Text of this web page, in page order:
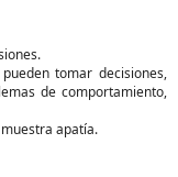
tomar decisiones,
de comportamiento,
apatía.